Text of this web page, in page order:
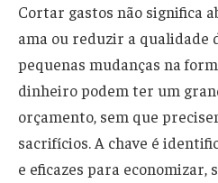
Cortar gastos não significa
ama ou reduzir a qualidade
pequenas mudanças na
dinheiro podem ter um
orçamento, sem que
sacrifícios. A chave é
e eficazes para economizar,